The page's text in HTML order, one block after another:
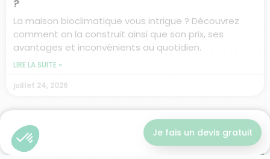
?
La maison bioclimatique vous intrigue ? Découvrez
comment on la construit ainsi que son prix, ses
avantages et inconvénients au quotidien.
LIRE LA SUITE »
juillet 24, 2026
RÉNOVATION ÉNERGÉTIQUE
Je fais un devis gratuit
Je fais un devis gratuit